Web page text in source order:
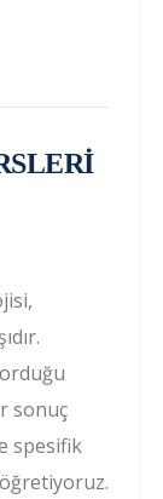
sonuç
spesifik